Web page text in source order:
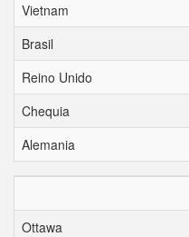
Vietnam
Brasil
Reino Unido
Chequia
Alemania
Ottawa